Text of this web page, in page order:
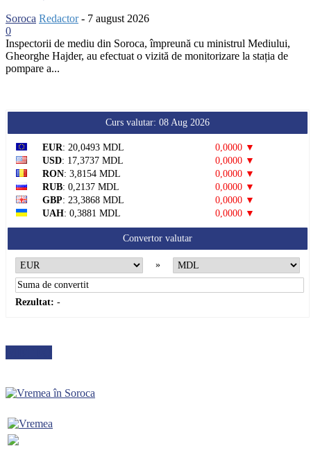
Soroca Redactor - 7 august 2026
0
Inspectorii de mediu din Soroca, împreună cu ministrul Mediului,
Gheorghe Hajder, au efectuat o vizită de monitorizare la stația de
pompare a...
Curs valutar: 08 Aug 2026
EUR: 20,0493 MDL
0,0000 ▼
USD: 17,3737 MDL
0,0000 ▼
RON: 3,8154 MDL
0,0000 ▼
RUB: 0,2137 MDL
0,0000 ▼
GBP: 23,3868 MDL
0,0000 ▼
UAH: 0,3881 MDL 0,0000 ▼
Convertor valutar
»
Rezultat: -